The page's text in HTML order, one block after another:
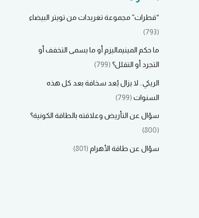
“قطرات” مجموعة تغريدات من تويتر البيضاء
(793)
ما حكم المينيماليزم أو ما يسمى التخفف أو
التجرد أو التقلل؟ (799)
الريكي.. لا يزال يُعد سخافة بعد كل هذه
السنوات (799)
سؤال عن التأريض وعلاقته بالطاقة الكونية؟
(800)
سؤال عن طاقة الأهرام (801)